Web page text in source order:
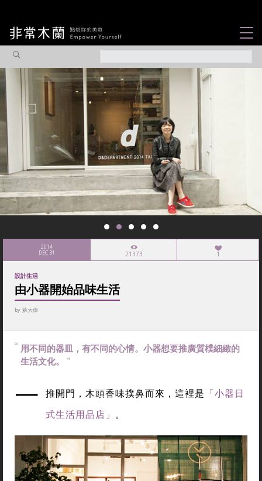
觀點專欄
焦點企劃
社會企業
認識我們
2014
DEC 31 21373 1
設計生活
由小器開始品味生活
by 蘇大偉
用不同的器皿，有不同的心情。小器想要推廣質樸細緻的
生活文化。
一 推開門，木頭香味撲鼻而來，這裡是 「小器日
式生活用品店」 。